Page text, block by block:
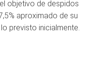
objetivo de despidos
aproximado de su
previsto inicialmente.